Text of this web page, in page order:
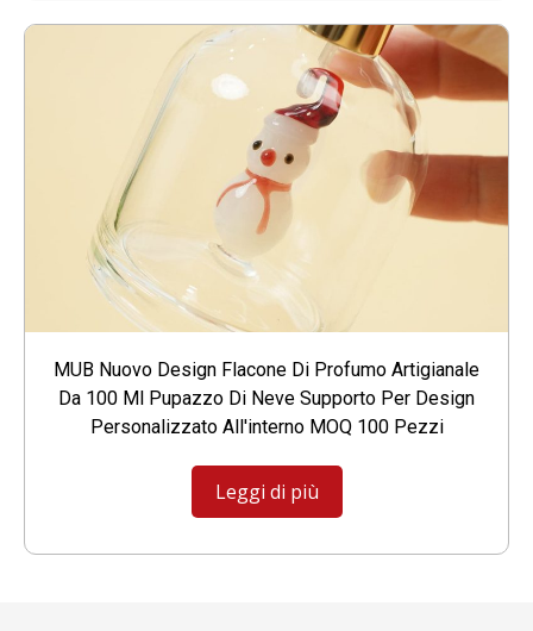
MUB Nuovo Design Flacone Di Profumo Artigianale
Da 100 Ml Pupazzo Di Neve Supporto Per Design
Personalizzato All'interno MOQ 100 Pezzi
Leggi di più